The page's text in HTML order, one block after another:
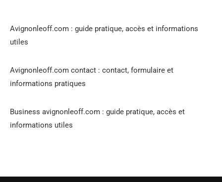
Avignonleoff.com : guide pratique, accès et informations
utiles
Avignonleoff.com contact : contact, formulaire et
informations pratiques
Business avignonleoff.com : guide pratique, accès et
informations utiles